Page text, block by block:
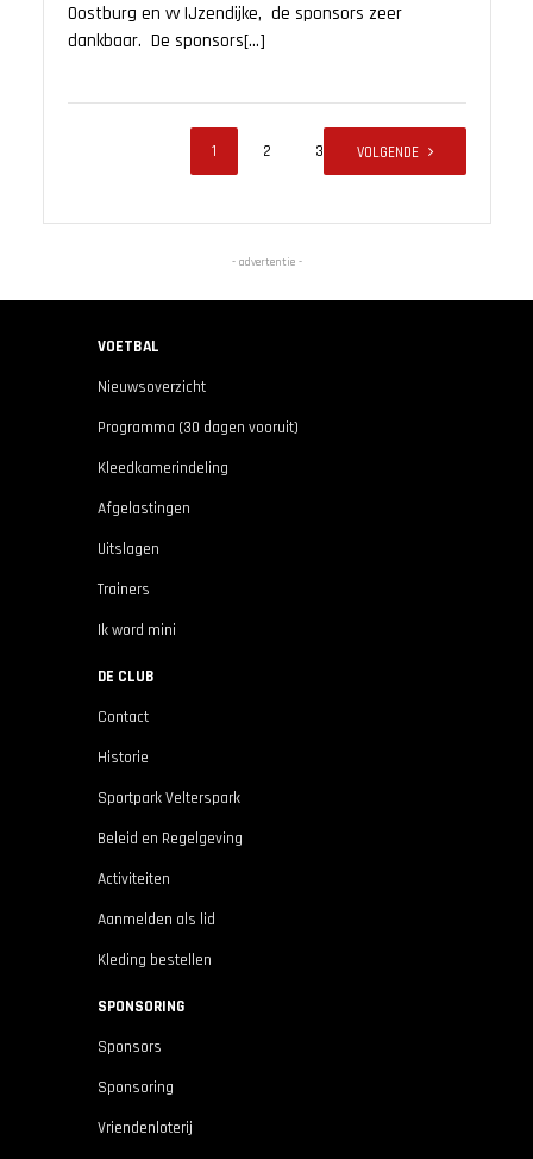
Oostburg en vv IJzendijke, de sponsors zeer
dankbaar. De sponsors[...]
1 2 3 VOLGENDE
- advertentie -
VOETBAL
Nieuwsoverzicht
Programma (30 dagen vooruit)
Kleedkamerindeling
Afgelastingen
Uitslagen
Trainers
Ik word mini
DE CLUB
Contact
Historie
Sportpark Velterspark
Beleid en Regelgeving
Activiteiten
Aanmelden als lid
Kleding bestellen
SPONSORING
Sponsors
Sponsoring
Vriendenloterij